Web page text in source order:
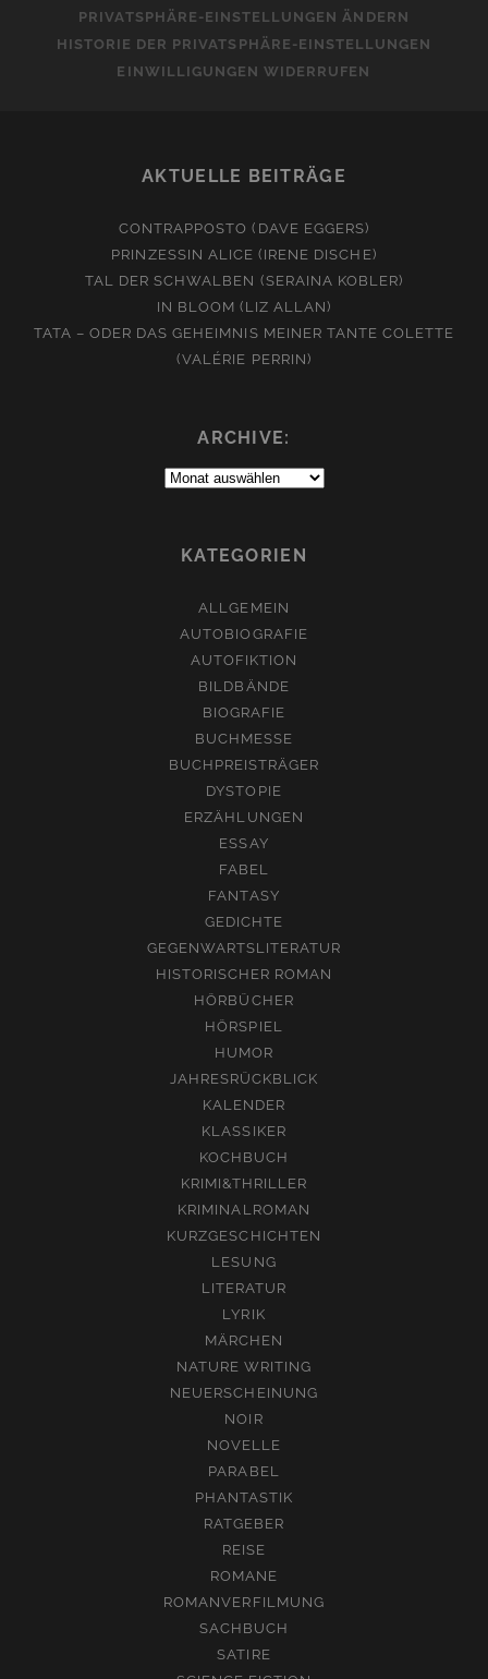
PRIVATSPHÄRE-EINSTELLUNGEN ÄNDERN
HISTORIE DER PRIVATSPHÄRE-EINSTELLUNGEN
EINWILLIGUNGEN WIDERRUFEN
AKTUELLE BEITRÄGE
CONTRAPPOSTO (DAVE EGGERS)
PRINZESSIN ALICE (IRENE DISCHE)
TAL DER SCHWALBEN (SERAINA KOBLER)
IN BLOOM (LIZ ALLAN)
TATA – ODER DAS GEHEIMNIS MEINER TANTE COLETTE
(VALÉRIE PERRIN)
ARCHIVE:
Archive:
KATEGORIEN
ALLGEMEIN
AUTOBIOGRAFIE
AUTOFIKTION
BILDBÄNDE
BIOGRAFIE
BUCHMESSE
BUCHPREISTRÄGER
DYSTOPIE
ERZÄHLUNGEN
ESSAY
FABEL
FANTASY
GEDICHTE
GEGENWARTSLITERATUR
HISTORISCHER ROMAN
HÖRBÜCHER
HÖRSPIEL
HUMOR
JAHRESRÜCKBLICK
KALENDER
KLASSIKER
KOCHBUCH
KRIMI&THRILLER
KRIMINALROMAN
KURZGESCHICHTEN
LESUNG
LITERATUR
LYRIK
MÄRCHEN
NATURE WRITING
NEUERSCHEINUNG
NOIR
NOVELLE
PARABEL
PHANTASTIK
RATGEBER
REISE
ROMANE
ROMANVERFILMUNG
SACHBUCH
SATIRE